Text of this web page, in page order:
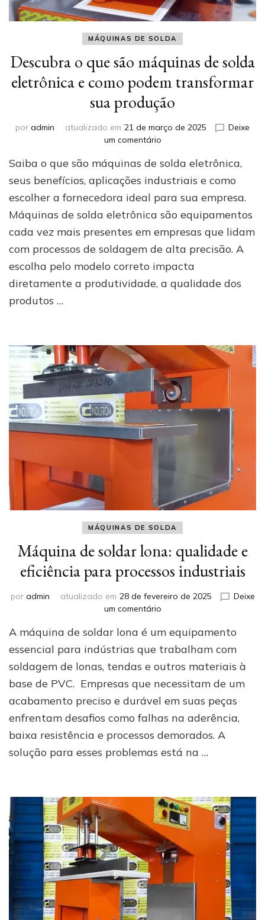
MÁQUINAS DE SOLDA
Descubra o que são máquinas de solda
eletrônica e como podem transformar
sua produção
por admin atualizado em 21 de março de 2025
Deixe
um comentárioem
o
que
máquinas
de
eletrônica
e
como
podem
transformar
Saiba o que são máquinas de solda eletrônica,
seus benefícios, aplicações industriais e como
escolher a fornecedora ideal para sua empresa.
Máquinas de solda eletrônica são equipamentos
cada vez mais presentes em empresas que lidam
com processos de soldagem de alta precisão. A
escolha pelo modelo correto impacta
diretamente a produtividade, a qualidade dos
produtos …
MÁQUINAS DE SOLDA
Máquina de soldar lona: qualidade e
eficiência para processos industriais
por admin atualizado em 28 de fevereiro de 2025
Deixe
um comentárioem
de
soldar
qualidade
e
eficiência
para
processos
industriais
A máquina de soldar lona é um equipamento
essencial para indústrias que trabalham com
soldagem de lonas, tendas e outros materiais à
base de PVC. Empresas que necessitam de um
acabamento preciso e durável em suas peças
enfrentam desafios como falhas na aderência,
baixa resistência e processos demorados. A
solução para esses problemas está na …